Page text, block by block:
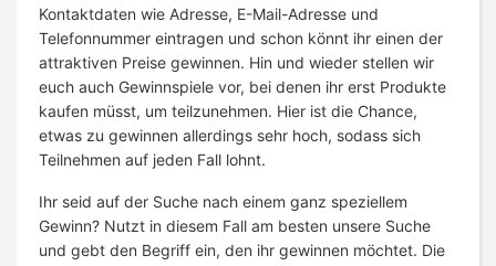
Kontaktdaten wie Adresse, E-Mail-Adresse und
Telefonnummer eintragen und schon könnt ihr einen der
attraktiven Preise gewinnen. Hin und wieder stellen wir
euch auch Gewinnspiele vor, bei denen ihr erst Produkte
kaufen müsst, um teilzunehmen. Hier ist die Chance,
etwas zu gewinnen allerdings sehr hoch, sodass sich
Teilnehmen auf jeden Fall lohnt.
Ihr seid auf der Suche nach einem ganz speziellem
Gewinn? Nutzt in diesem Fall am besten unsere Suche
und gebt den Begriff ein, den ihr gewinnen möchtet. Die